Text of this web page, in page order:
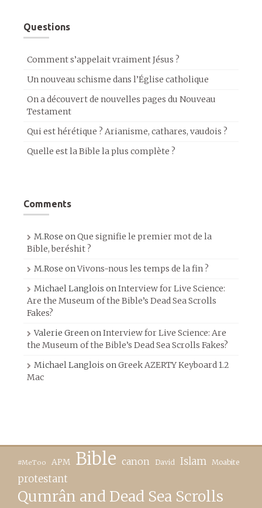
Questions
Comment s’appelait vraiment Jésus ?
Un nouveau schisme dans l’Église catholique
On a découvert de nouvelles pages du Nouveau
Testament
Qui est hérétique ? Arianisme, cathares, vaudois ?
Quelle est la Bible la plus complète ?
Comments
M.Rose onQue signifie le premier mot de la
Bible, beréshit ?
M.Rose onVivons-nous les temps de la fin ?
Michael Langlois onInterview for Live Science:
Are the Museum of the Bible’s Dead Sea Scrolls
Fakes?
Valerie GreenonInterview for Live Science: Are
the Museum of the Bible’s Dead Sea Scrolls Fakes?
Michael Langlois onGreek AZERTY Keyboard 1.2
Mac
#MeToo APM Bible canon David Islam Moabite
protestant
Qumrân and Dead Sea Scrolls